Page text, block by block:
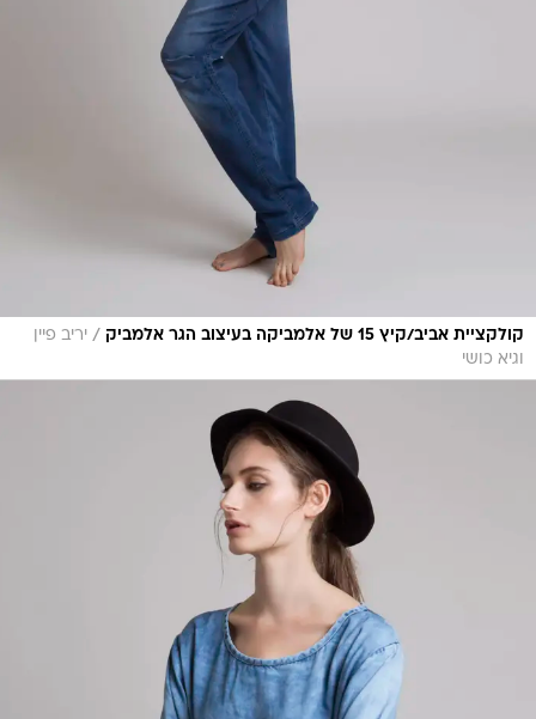
קולקציית אביב/קיץ 15 של אלמביקה בעיצוב הגר אלמביק / יריב פיין
וגיא כושי